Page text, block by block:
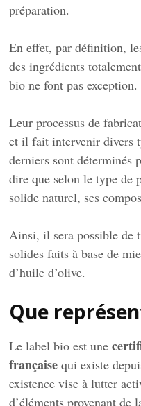
préparation.
En effet, par définition,
des ingrédients
bio ne font pas exception.
Leur processus de
et il fait intervenir divers
derniers sont déterminés
dire que selon le type de
solide naturel, ses
Ainsi, il sera possible de
solides faits à base de
d’huile d’olive.
Que
Le label bio est une
française qui existe
existence vise à lutter
d’éléments provenant de